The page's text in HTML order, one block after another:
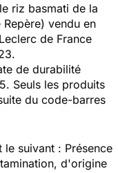
riz basmati de la
vendu en
de France
de durabilité
Seuls les produits
du code-barres
suivant : Présence
d'origine